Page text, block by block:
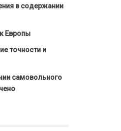
в содержании
Европы
точности и
самовольного